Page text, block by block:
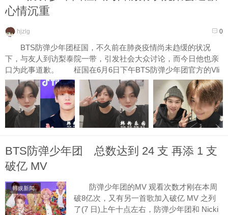
心情沉重
0
hjzlg
BTS防弹少年团柾国，不久前在肺炎疫情尚未趋缓的状况
下，与友人到访梨泰院一带，引发社会大众讨论，而今日他也亲
口为此事道歉。 柾国在6月6日下午BTS防弹少年团官方的Vli
ve...
BTS防弹少年团 总数达到 24 支 再添 1 支
破亿 MV
韩娱新闻
防弹少年团的MV 观看次数才刚在本周
破8亿次，又有另一首歌加入破亿 MV 之列
了(7 日)上午十点左右，防弹少年团和 Nicki